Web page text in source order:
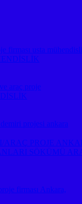
firması usta
araç proje
projesi ankara
PROJE
SÖKÜMÜ
firması Ankara,